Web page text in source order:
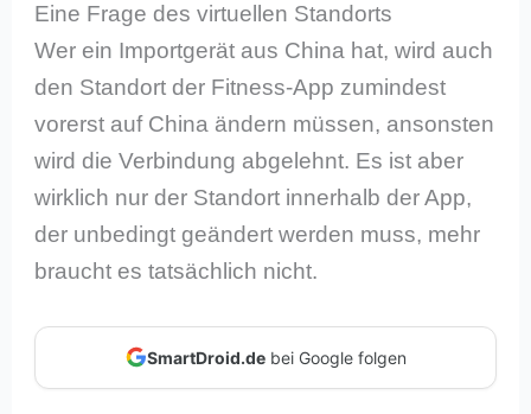
Eine Frage des virtuellen Standorts
Wer ein Importgerät aus China hat, wird auch
den Standort der Fitness-App zumindest
vorerst auf China ändern müssen, ansonsten
wird die Verbindung abgelehnt. Es ist aber
wirklich nur der Standort innerhalb der App,
der unbedingt geändert werden muss, mehr
braucht es tatsächlich nicht.
SmartDroid.debei Google folgen